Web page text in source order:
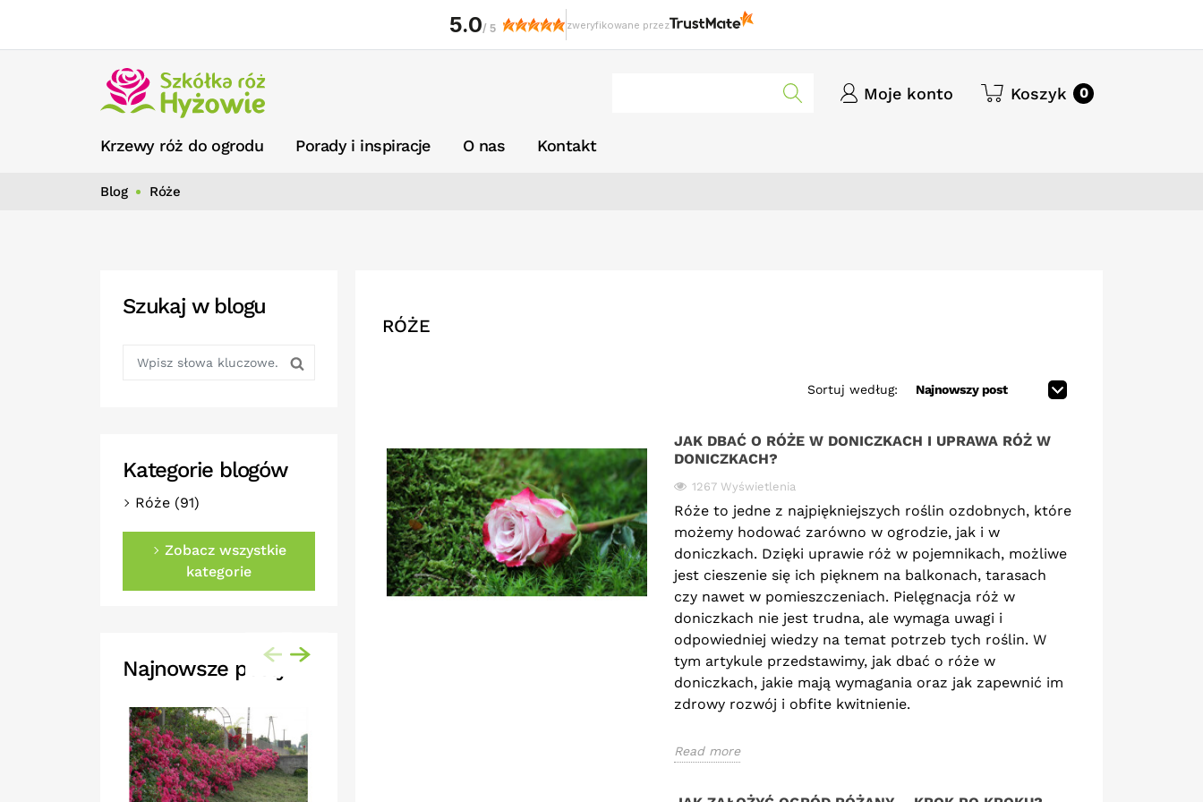
Krzewy róż do ogrodu Porady i inspiracje O nas Kontakt
Moje konto Koszyk 0
Blog Róże
Szukaj w blogu
Kategorie blogów
Róże (91)
Zobacz wszystkie
kategorie
Najnowsze posty
RÓŻE
Sortuj według:
JAK DBAĆ O RÓŻE W DONICZKACH I UPRAWA RÓŻ W
DONICZKACH?
1267 Wyświetlenia
Róże to jedne z najpiękniejszych roślin ozdobnych, które
możemy hodować zarówno w ogrodzie, jak i w
doniczkach. Dzięki uprawie róż w pojemnikach, możliwe
jest cieszenie się ich pięknem na balkonach, tarasach
czy nawet w pomieszczeniach. Pielęgnacja róż w
doniczkach nie jest trudna, ale wymaga uwagi i
odpowiedniej wiedzy na temat potrzeb tych roślin. W
tym artykule przedstawimy, jak dbać o róże w
doniczkach, jakie mają wymagania oraz jak zapewnić im
zdrowy rozwój i obfite kwitnienie.
Read more
5.0/ 5 zweryfikowane przez